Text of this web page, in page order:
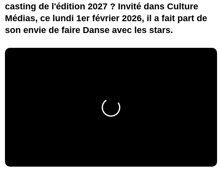
casting de l'édition 2027 ? Invité dans Culture
Médias, ce lundi 1er février 2026, il a fait part de
son envie de faire Danse avec les stars.